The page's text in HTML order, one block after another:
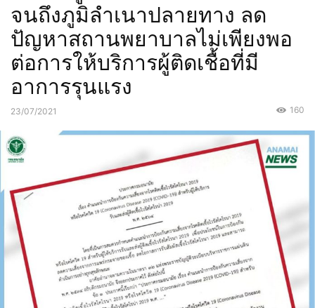
จนถึงภูมิลำเนาปลายทาง ลด
ปัญหาสถานพยาบาลไม่เพียงพอ
ต่อการให้บริการผู้ติดเชื้อที่มี
อาการรุนแรง
23/07/2021 160